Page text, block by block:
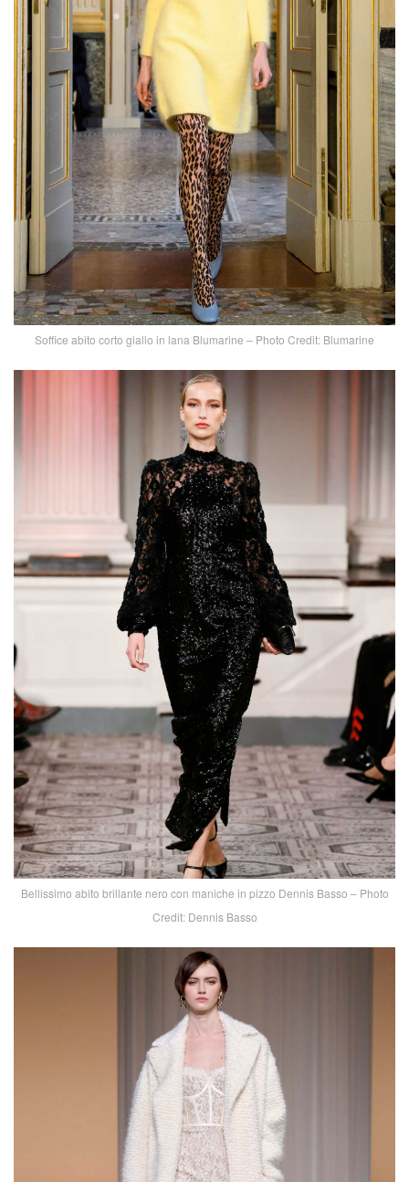
Soffice abito corto giallo in lana Blumarine – Photo Credit: Blumarine
Bellissimo abito brillante nero con maniche in pizzo Dennis Basso – Photo
Credit: Dennis Basso